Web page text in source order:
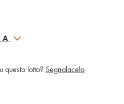
questo lotto? Segnalacelo